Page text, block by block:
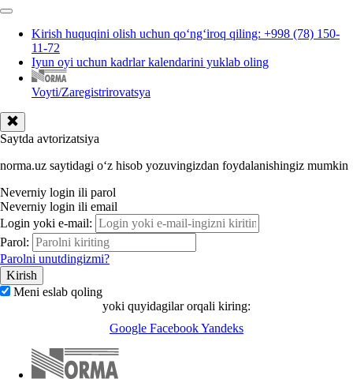
Kirish huquqini olish uchun qoʻngʻiroq qiling: +998 (78) 150-
11-72
Iyun oyi uchun kadrlar kalendarini yuklab oling
Voyti/Zaregistrirovatsya
Saytda avtorizatsiya
norma.uz saytidagi oʻz hisob yozuvingizdan foydalanishingiz mumkin
Neverniy login ili parol
Neverniy login ili email
Login yoki e-mail:
Parol:
Parolni unutdingizmi?
Meni eslab qoling
yoki quyidagilar orqali kiring:
Google FacebookYandeks